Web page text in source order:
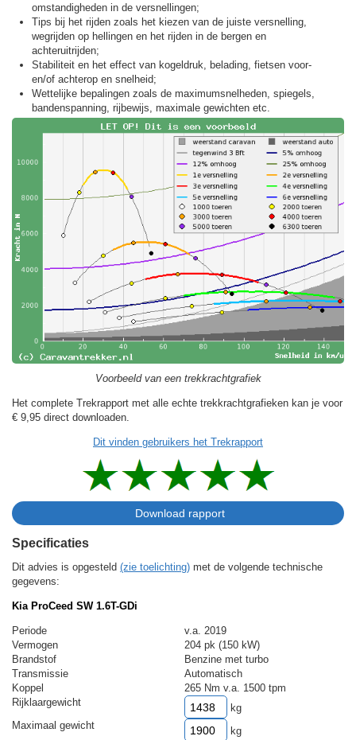
omstandigheden in de versnellingen;
Tips bij het rijden zoals het kiezen van de juiste versnelling,
wegrijden op hellingen en het rijden in de bergen en
achteruitrijden;
Stabiliteit en het effect van kogeldruk, belading, fietsen voor-
en/of achterop en snelheid;
Wettelijke bepalingen zoals de maximumsnelheden, spiegels,
bandenspanning, rijbewijs, maximale gewichten etc.
Voorbeeld van een trekkrachtgrafiek
Het complete Trekrapport met alle echte trekkrachtgrafieken kan je voor
€ 9,95 direct downloaden.
Dit vinden gebruikers het Trekrapport
Specificaties
Dit advies is opgesteld (zie toelichting) met de volgende technische
gegevens:
Kia ProCeed SW 1.6T-GDi
Periode
v.a. 2019
Vermogen
204 pk (150 kW)
Brandstof
Benzine met turbo
Transmissie
Automatisch
Koppel
265 Nm v.a. 1500 tpm
Rijklaargewicht
kg
Maximaal gewicht
kg